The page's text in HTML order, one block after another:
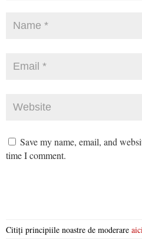
Save my name, email, and
time I comment.
Citiți principiile noastre de moderare aici